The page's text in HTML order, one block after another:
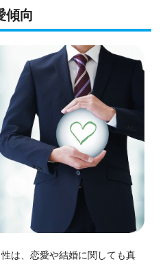
傾向
は、恋愛や結婚に関しても真